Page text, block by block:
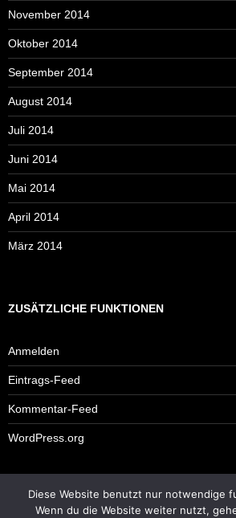
November 2014
Oktober 2014
September 2014
August 2014
Juli 2014
Juni 2014
Mai 2014
April 2014
März 2014
ZUSÄTZLICHE FUNKTIONEN
Anmelden
Eintrags-Feed
Kommentar-Feed
WordPress.org
Impressum
Diese Website benutzt nur notwendige
Wenn du die Website weiter nutzt,